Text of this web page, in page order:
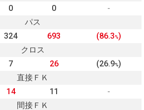
0 0
-
パス
324 693 (86.3%)
クロス
7 26 (26.9%)
直接ＦＫ
14 11
-
間接ＦＫ